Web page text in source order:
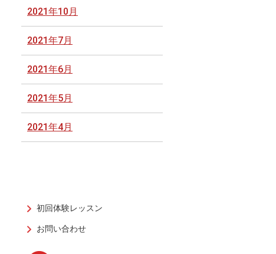
2021年10月
2021年7月
2021年6月
2021年5月
2021年4月
初回体験レッスン
お問い合わせ